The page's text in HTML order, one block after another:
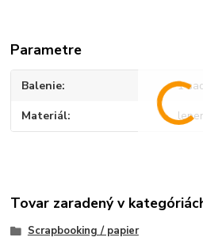
Parametre
Balenie 1
Materiál
Tovar zaradený v
Scrapbooking / papier